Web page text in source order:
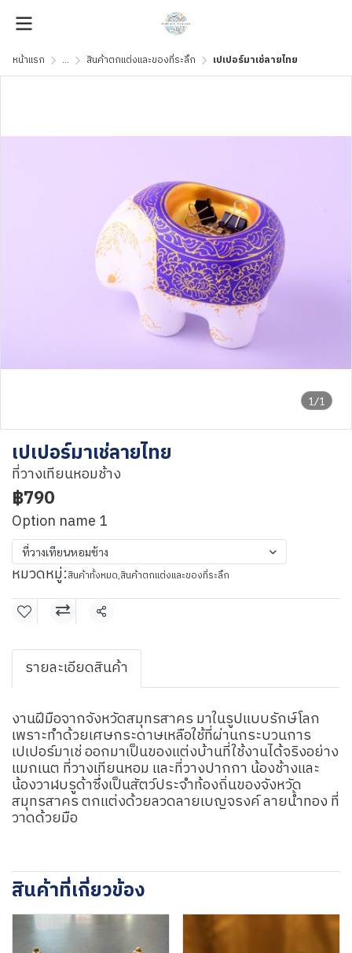
หน้าแรก ... สินค้าตกแต่งและของที่ระลึก เปเปอร์มาเช่ลายไทย
1/1
เปเปอร์มาเช่ลายไทย
ที่วางเทียนหอมช้าง
฿790
Option name 1
ที่วางเทียนหอมช้าง
หมวดหมู่:สินค้าทั้งหมด,สินค้าตกแต่งและของที่ระลึก
แชร์
รายละเอียดสินค้า
งานฝีมือจากจังหวัดสมุทรสาคร มาในรูปแบบรักษ์โลก
เพราะทำด้วยเศษกระดาษเหลือใช้ที่ผ่านกระบวนการ
เปเปอร์มาเช่ ออกมาเป็นของแต่งบ้านที่ใช้งานได้จริงอย่าง
แมกเนต ที่วางเทียนหอม และที่วางปากกา น้องช้างและ
น้องวาฬบรูด้าซึ่งเป็นสัตว์ประจำท้องถิ่นของจังหวัด
สมุทรสาคร ตกแต่งด้วยลวดลายเบญจรงค์ ลายน้ำทอง ที่
วาดด้วยมือ
สินค้าที่เกี่ยวข้อง